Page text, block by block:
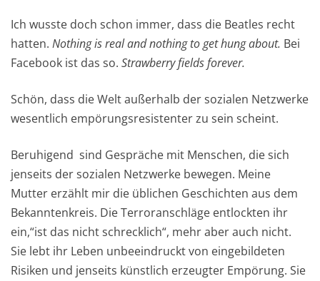
Ich wusste doch schon immer, dass die Beatles recht
hatten. Nothing is real and nothing to get hung about. Bei
Facebook ist das so. Strawberry fields forever.
Schön, dass die Welt außerhalb der sozialen Netzwerke
wesentlich empörungsresistenter zu sein scheint.
Beruhigend sind Gespräche mit Menschen, die sich
jenseits der sozialen Netzwerke bewegen. Meine
Mutter erzählt mir die üblichen Geschichten aus dem
Bekanntenkreis. Die Terroranschläge entlockten ihr
ein,“ist das nicht schrecklich“, mehr aber auch nicht.
Sie lebt ihr Leben unbeeindruckt von eingebildeten
Risiken und jenseits künstlich erzeugter Empörung. Sie